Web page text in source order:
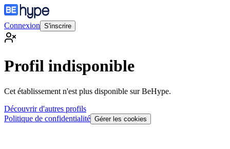
Connexion S'inscrire
Profil indisponible
Cet établissement n'est plus disponible sur BeHype.
Découvrir d'autres profils
Politique de confidentialité Gérer les cookies